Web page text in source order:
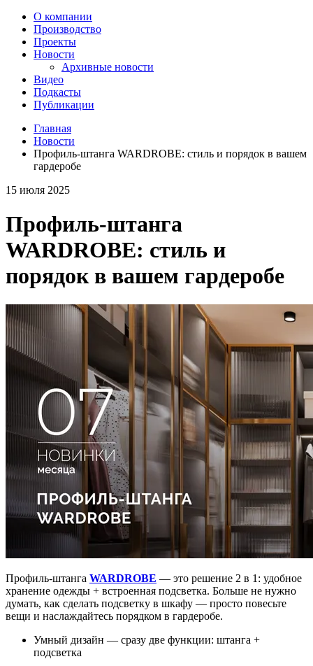
О компании
Производство
Проекты
Новости
Архивные новости
Видео
Подкасты
Публикации
Главная
Новости
Профиль-штанга WARDROBE: стиль и порядок в вашем
гардеробе
15 июля 2025
Профиль-штанга
WARDROBE: стиль и
порядок в вашем гардеробе
Профиль-штанга WARDROBE — это решение 2 в 1: удобное
хранение одежды + встроенная подсветка. Больше не нужно
думать, как сделать подсветку в шкафу — просто повесьте
вещи и наслаждайтесь порядком в гардеробе.
Умный дизайн — сразу две функции: штанга +
подсветка